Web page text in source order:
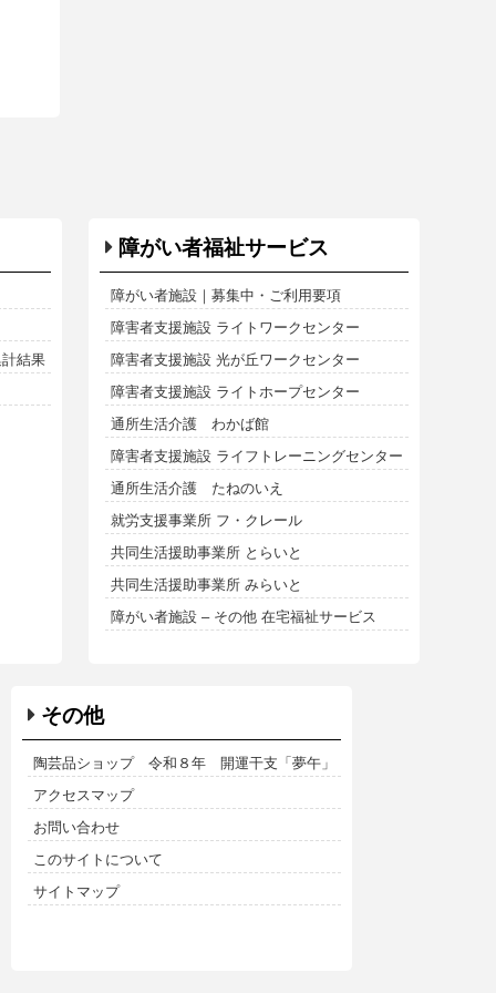
結果
障がい者福祉サービス
障がい者施設｜募集中・ご利用要項
障害者支援施設 ライトワークセンター
障害者支援施設 光が丘ワークセンター
障害者支援施設 ライトホープセンター
通所生活介護 わかば館
障害者支援施設 ライフトレーニングセンター
通所生活介護 たねのいえ
就労支援事業所 フ・クレール
共同生活援助事業所 とらいと
共同生活援助事業所 みらいと
障がい者施設 – その他 在宅福祉サービス
その他
陶芸品ショップ 令和８年 開運干支「夢午」
アクセスマップ
お問い合わせ
このサイトについて
サイトマップ